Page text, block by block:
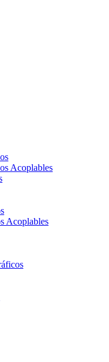
Acoplables
Acoplables